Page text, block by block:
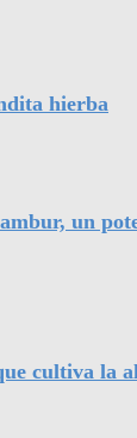
hierba
un
cultiva la